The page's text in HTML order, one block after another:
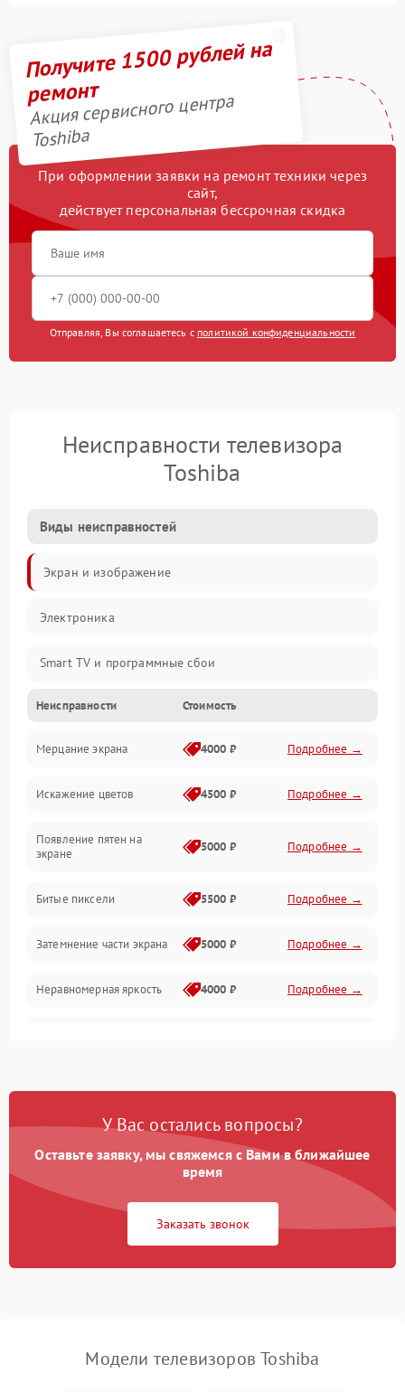
Получите 1500 рублей на
ремонт
Акция сервисного центра
Toshiba
При оформлении заявки на ремонт техники через
сайт,
действует персональная бессрочная скидка
Отправляя, Вы соглашаетесь с политикой конфиденциальности
Неисправности телевизора
Toshiba
Виды неисправностей
Экран и изображение
Электроника
Smart TV и программные сбои
Питание и запуск
Подсветка и LED-модули
Звук и аудиосистема
Сигнал и приём каналов
Механические повреждения
Программное обеспечение
Сеть и подключения
Аудио
Сетевая
Неисправности Стоимость
Мерцание экрана 4000 ₽ Подробнее →
Искажение цветов 4500 ₽ Подробнее →
Появление пятен на
экране
5000 ₽ Подробнее →
Битые пиксели 5500 ₽ Подробнее →
Затемнение части экрана 5000 ₽ Подробнее →
Неравномерная яркость 4000 ₽ Подробнее →
У Вас остались вопросы?
Оставьте заявку, мы свяжемся с Вами в ближайшее
время
Заказать звонок
Модели телевизоров Toshiba